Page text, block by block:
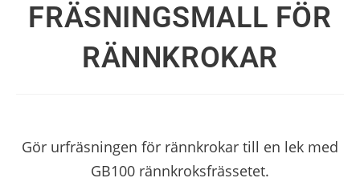
FRÄSNINGSMALL FÖR
RÄNNKROKAR
Gör urfräsningen för rännkrokar till en lek med
GB100 rännkroksfrässetet.